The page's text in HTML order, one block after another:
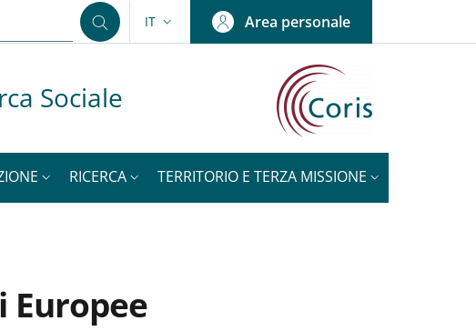
SELETTORE LINGUA: CURRENT LANGUAGE
IT Area personale
Sociale
RICERCA TERRITORIO E TERZA MISSIONE
Europee